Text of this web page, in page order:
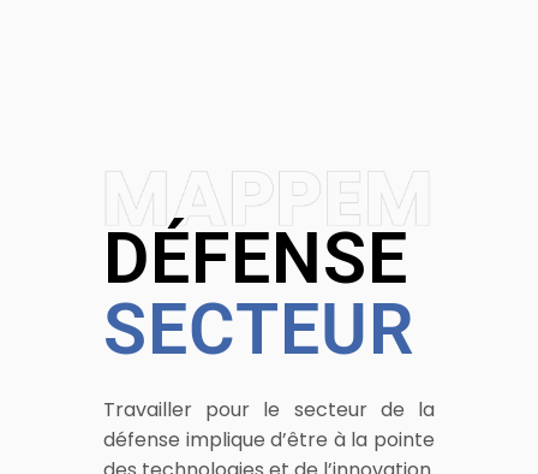
DÉFENSE
SECTEUR
Travailler pour le secteur de la
défense implique d’être à la pointe